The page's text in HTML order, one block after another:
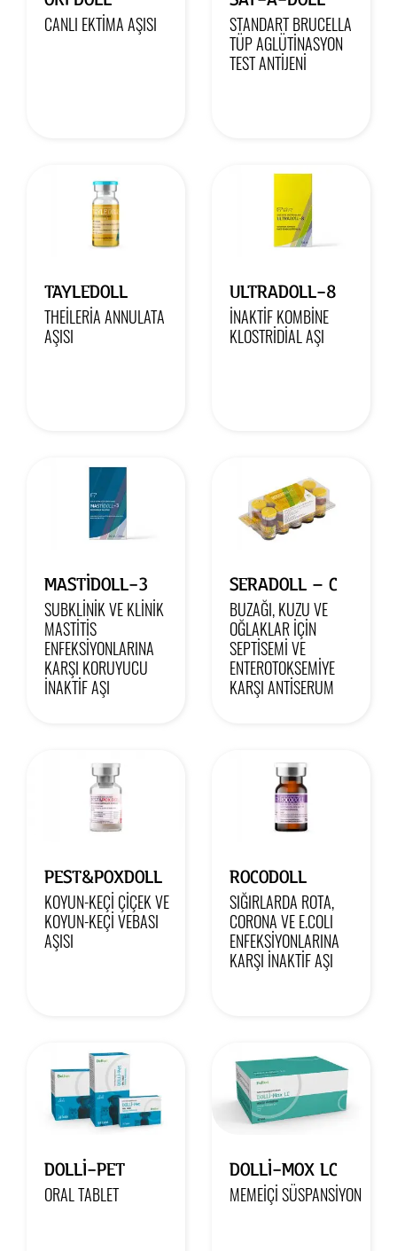
CANLI EKTİMA AŞISI
STANDART BRUCELLA
TÜP AGLÜTİNASYON
TEST ANTİJENİ
TAYLEDOLL
THEİLERİA ANNULATA
AŞISI
ULTRADOLL-8
İNAKTİF KOMBİNE
KLOSTRİDİAL AŞI
MASTIDOLL-3
SUBKLİNİK VE KLİNİK
MASTİTİS
ENFEKSİYONLARINA
KARŞI KORUYUCU
İNAKTİF AŞI
SERADOLL – C
BUZAĞI, KUZU VE
OĞLAKLAR İÇİN
SEPTİSEMİ VE
ENTEROTOKSEMİYE
KARŞI ANTİSERUM
PEST&POXDOLL
KOYUN-KEÇİ ÇİÇEK VE
KOYUN-KEÇİ VEBASI
AŞISI
ROCODOLL
SIĞIRLARDA ROTA,
CORONA VE E.COLI
ENFEKSİYONLARINA
KARŞI İNAKTİF AŞI
DOLLI-PET
ORAL TABLET
DOLLİ-MOX LC
MEMEIÇI SÜSPANSIYON